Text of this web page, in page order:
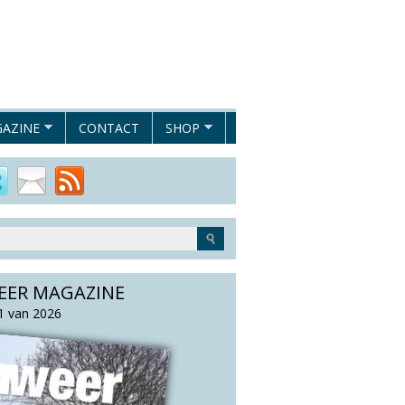
CONTACT SHOP
MAGAZINE
van 2026